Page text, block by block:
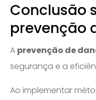
Conclusão
prevenção
A prevenção de
segurança e a
Ao implementar